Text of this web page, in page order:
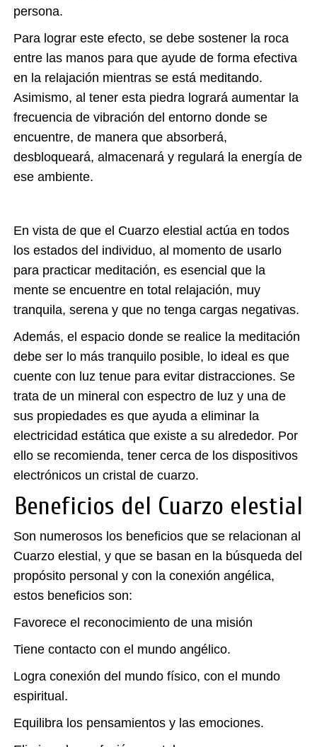
persona.
Para lograr este efecto, se debe sostener la roca
entre las manos para que ayude de forma efectiva
en la relajación mientras se está meditando.
Asimismo, al tener esta piedra logrará aumentar la
frecuencia de vibración del entorno donde se
encuentre, de manera que absorberá,
desbloqueará, almacenará y regulará la energía de
ese ambiente.
En vista de que el Cuarzo elestial actúa en todos
los estados del individuo, al momento de usarlo
para practicar meditación, es esencial que la
mente se encuentre en total relajación, muy
tranquila, serena y que no tenga cargas negativas.
Además, el espacio donde se realice la meditación
debe ser lo más tranquilo posible, lo ideal es que
cuente con luz tenue para evitar distracciones. Se
trata de un mineral con espectro de luz y una de
sus propiedades es que ayuda a eliminar la
electricidad estática que existe a su alrededor. Por
ello se recomienda, tener cerca de los dispositivos
electrónicos un cristal de cuarzo.
Beneficios del Cuarzo elestial
Son numerosos los beneficios que se relacionan al
Cuarzo elestial, y que se basan en la búsqueda del
propósito personal y con la conexión angélica,
estos beneficios son:
Favorece el reconocimiento de una misión
Tiene contacto con el mundo angélico.
Logra conexión del mundo físico, con el mundo
espiritual.
Equilibra los pensamientos y las emociones.